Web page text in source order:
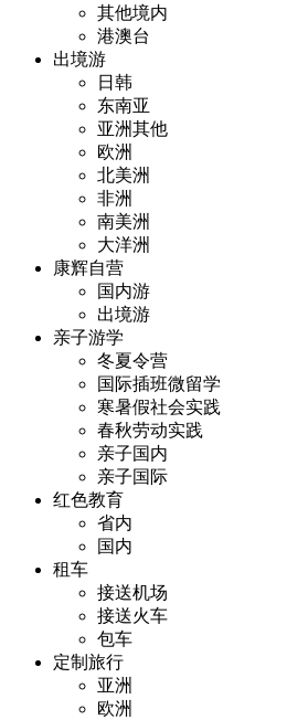
其他境内
港澳台
出境游
日韩
东南亚
亚洲其他
欧洲
北美洲
非洲
南美洲
大洋洲
康辉自营
国内游
出境游
亲子游学
冬夏令营
国际插班微留学
寒暑假社会实践
春秋劳动实践
亲子国内
亲子国际
红色教育
省内
国内
租车
接送机场
接送火车
包车
定制旅行
亚洲
欧洲